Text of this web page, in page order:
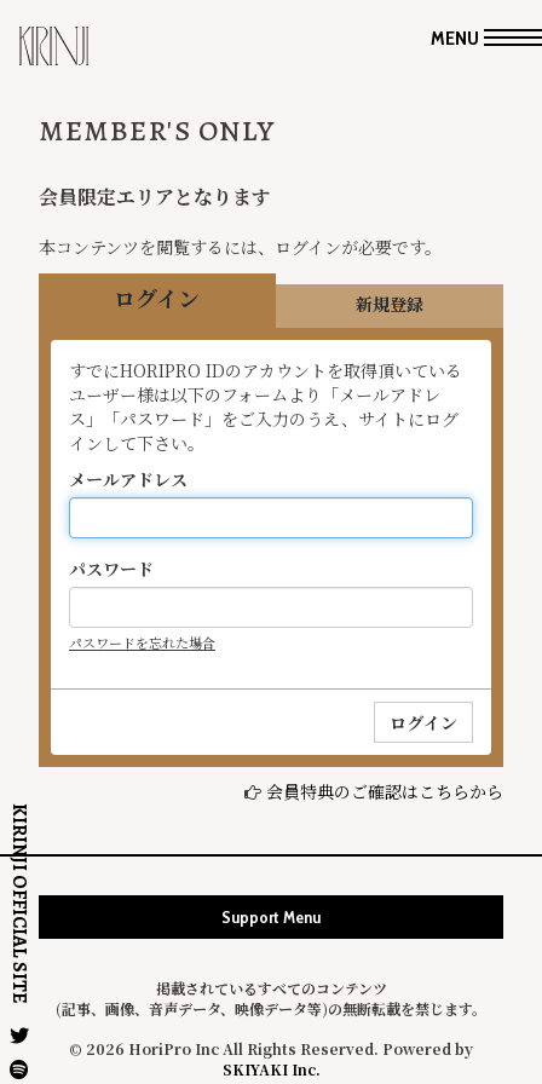
MENU
KIRINJI OFFICIAL SITE
MEMBER'S ONLY
会員限定エリアとなります
本コンテンツを閲覧するには、ログインが必要です。
ログイン 新規登録
すでにHORIPRO IDのアカウントを取得頂いている
ユーザー様は以下のフォームより「メールアドレ
ス」「パスワード」をご入力のうえ、サイトにログ
インして下さい。
メールアドレス
パスワード
パスワードを忘れた場合
会員特典のご確認はこちらから
Support Menu
掲載されているすべてのコンテンツ
(記事、画像、音声データ、映像データ等)の無断転載を禁じます。
© 2026 HoriPro Inc All Rights Reserved. Powered by
SKIYAKI Inc.